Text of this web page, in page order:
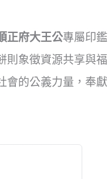
正府大王公專屬印鑑
則象徵資源共享與福
會的公義力量，奉獻